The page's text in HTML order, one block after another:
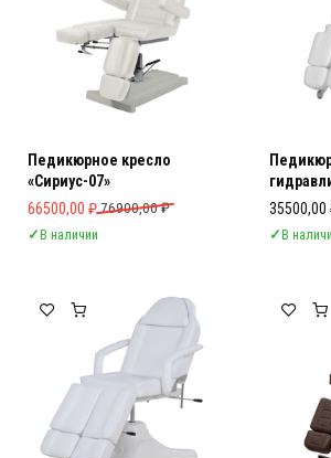
Педикюрное кресло
«Сириус-07»
76900,00₽
Первоначальная цена составляла 76900,00 ₽.
66500,00 ₽
Текущая цена: 66500,00 ₽.
✓В наличии
35500,00
✓В